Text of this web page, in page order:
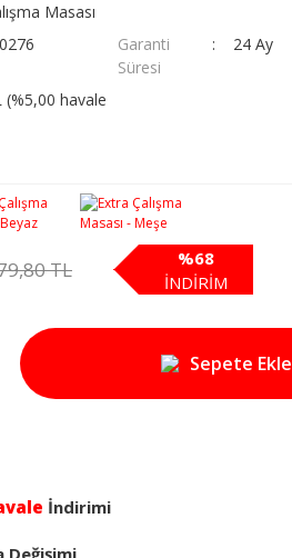
Masası
Garanti
Süresi
24 Ay
(%5,00 havale
TL
%68
İNDİRİM
Sepete Ekle
İndirimi
Değişimi